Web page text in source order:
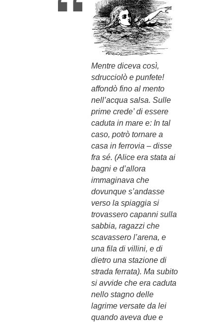
Mentre diceva così,
sdrucciolò e punfete!
affondò fino al mento
nell’acqua salsa. Sulle
prime crede’ di essere
caduta in mare e: In tal
caso, potrò tornare a
casa in ferrovia – disse
fra sé. (Alice era stata ai
bagni e d’allora
immaginava che
dovunque s’andasse
verso la spiaggia si
trovassero capanni sulla
sabbia, ragazzi che
scavassero l’arena, e
una fila di villini, e di
dietro una stazione di
strada ferrata). Ma subito
si avvide che era caduta
nello stagno delle
lagrime versate da lei
quando aveva due e